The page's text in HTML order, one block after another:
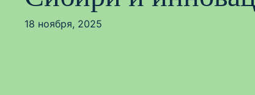
18 ноября, 2025